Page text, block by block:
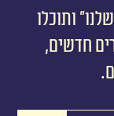
ותוכלו
חדשים,